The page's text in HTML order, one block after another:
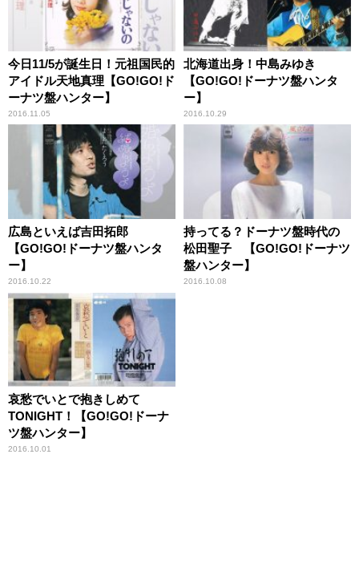
今日11/5が誕生日！元祖国民的
アイドル天地真理【GO!GO!ド
ーナツ盤ハンター】
2016.11.05
北海道出身！中島みゆき
【GO!GO!ドーナツ盤ハンタ
ー】
2016.10.29
広島といえば吉田拓郎
【GO!GO!ドーナツ盤ハンタ
ー】
2016.10.22
持ってる？ドーナツ盤時代の
松田聖子 【GO!GO!ドーナツ
盤ハンター】
2016.10.08
哀愁でいとで抱きしめて
TONIGHT！【GO!GO!ドーナ
ツ盤ハンター】
2016.10.01